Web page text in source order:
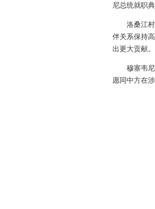
尼总统就职
洛桑江
伴关系保持
出更大贡献。
穆塞韦
愿同中方在